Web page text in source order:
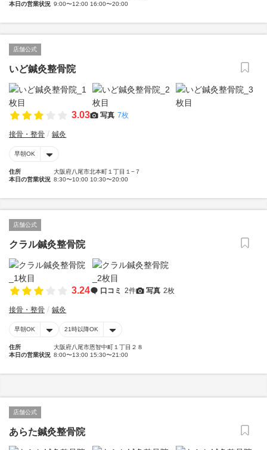
本日の営業状況 9:00〜12:00 16:00〜20:00
店舗公式
いど鍼灸整骨院
3.03 写真 7枚
接骨・整骨 鍼灸
早朝OK
住所
大阪府八尾市北本町１丁目１−７
本日の営業状況 8:30〜10:00 10:30〜20:00
店舗公式
クラル鍼灸整骨院
3.24 口コミ 2件 写真 2枚
接骨・整骨 鍼灸
早朝OK 21時以降OK
住所
大阪府八尾市恩智中町１丁目２８
本日の営業状況 8:00〜13:00 15:30〜21:00
店舗公式
あらた鍼灸整骨院